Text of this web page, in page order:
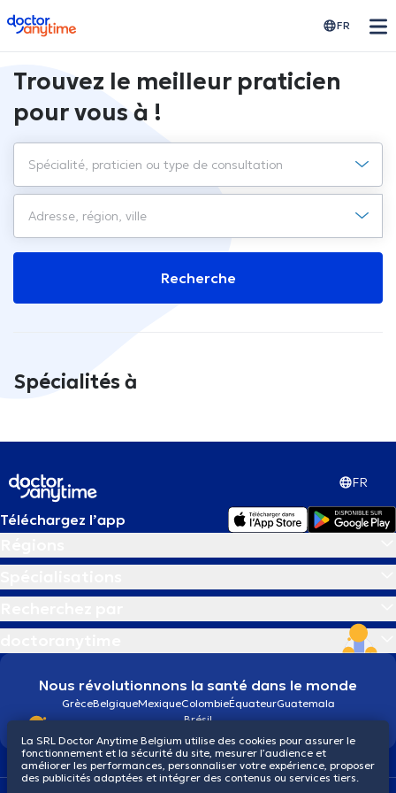
doctoranytime FR
Trouvez le meilleur praticien
pour vous à !
Recherche
Spécialités à
FR
Téléchargez l’app
Nous révolutionnons la santé dans le monde
GrèceBelgiqueMexiqueColombieÉquateurGuatemala
Brésil
La SRL Doctor Anytime Belgium utilise des cookies pour assurer le
fonctionnement et la sécurité du site, mesurer l’audience et
améliorer les performances, personnaliser votre expérience, proposer
des publicités adaptées et intégrer des contenus ou services tiers.